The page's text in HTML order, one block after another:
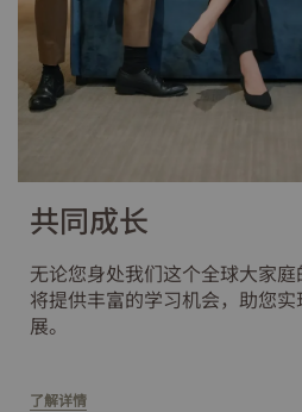
共同成长
无论您身处我们这个全球大家
将提供丰富的学习机会，助您
展。
了解详情